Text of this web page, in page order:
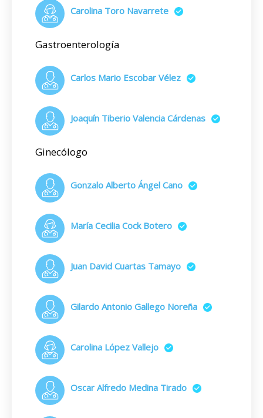
Carolina Toro Navarrete
Gastroenterología
Carlos Mario Escobar Vélez
Joaquín Tiberio Valencia Cárdenas
Ginecólogo
Gonzalo Alberto Ángel Cano
María Cecilia Cock Botero
Juan David Cuartas Tamayo
Gilardo Antonio Gallego Noreña
Carolina López Vallejo
Oscar Alfredo Medina Tirado